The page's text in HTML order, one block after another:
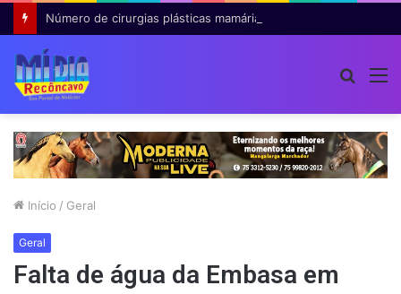
Início / Geral
Geral
Falta de água da Embasa em